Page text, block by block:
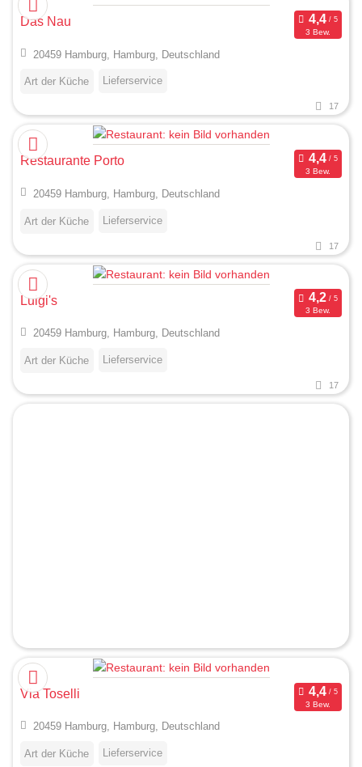
Das Nau
3 Bew.
20459 Hamburg, Hamburg, Deutschland
Art der Küche Lieferservice
17
Restaurante Porto
3 Bew.
20459 Hamburg, Hamburg, Deutschland
Art der Küche Lieferservice
17
Luigi's
3 Bew.
20459 Hamburg, Hamburg, Deutschland
Art der Küche Lieferservice
17
Via Toselli
3 Bew.
20459 Hamburg, Hamburg, Deutschland
Art der Küche Lieferservice